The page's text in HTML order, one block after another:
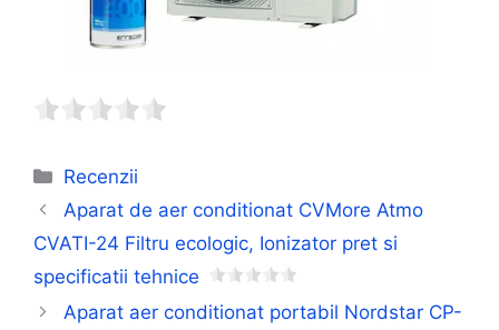
Categorii
Recenzii
Aparat de aer conditionat CVMore Atmo
CVATI-24 Filtru ecologic, Ionizator pret si
specificatii tehnice
Aparat aer conditionat portabil Nordstar CP-